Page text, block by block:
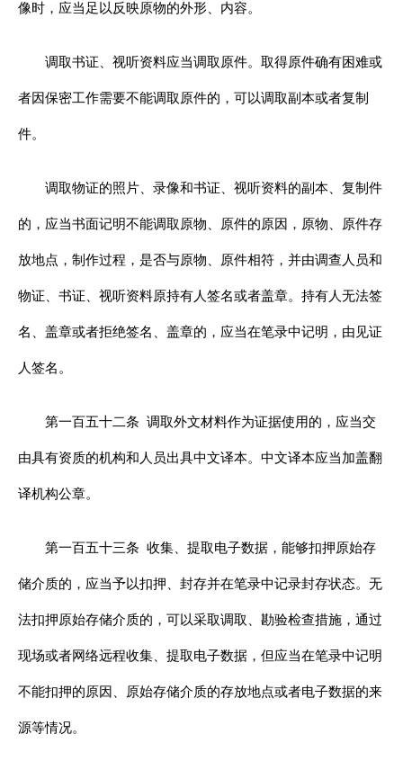
像时，应当足以反映原物的外形、内容。
调取书证、视听资料应当调取原件。取得原件确有困难或
者因保密工作需要不能调取原件的，可以调取副本或者复制
件。
调取物证的照片、录像和书证、视听资料的副本、复制件
的，应当书面记明不能调取原物、原件的原因，原物、原件存
放地点，制作过程，是否与原物、原件相符，并由调查人员和
物证、书证、视听资料原持有人签名或者盖章。持有人无法签
名、盖章或者拒绝签名、盖章的，应当在笔录中记明，由见证
人签名。
第一百五十二条 调取外文材料作为证据使用的，应当交
由具有资质的机构和人员出具中文译本。中文译本应当加盖翻
译机构公章。
第一百五十三条 收集、提取电子数据，能够扣押原始存
储介质的，应当予以扣押、封存并在笔录中记录封存状态。无
法扣押原始存储介质的，可以采取调取、勘验检查措施，通过
现场或者网络远程收集、提取电子数据，但应当在笔录中记明
不能扣押的原因、原始存储介质的存放地点或者电子数据的来
源等情况。